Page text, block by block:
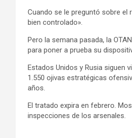
Cuando se le preguntó sobre el
bien controlado».
Pero la semana pasada, la
para poner a prueba su
Estados Unidos y Rusia siguen
1.550 ojivas estratégicas
años.
El tratado expira en febrero.
inspecciones de los arsenales.